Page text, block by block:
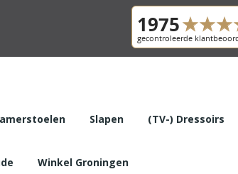
Slapen (TV-) Dressoirs
Winkel Groningen